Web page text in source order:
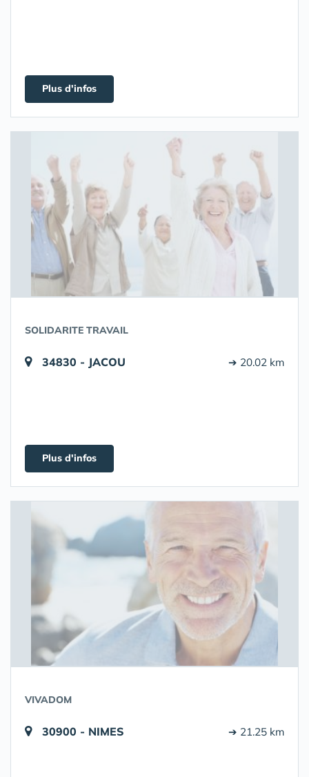
Plus d'infos
SOLIDARITE TRAVAIL
34830 - JACOU ➔ 20.02 km
Plus d'infos
VIVADOM
30900 - NIMES ➔ 21.25 km